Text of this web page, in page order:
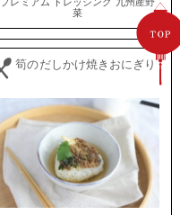
菜
筍のだしかけ焼きおにぎり